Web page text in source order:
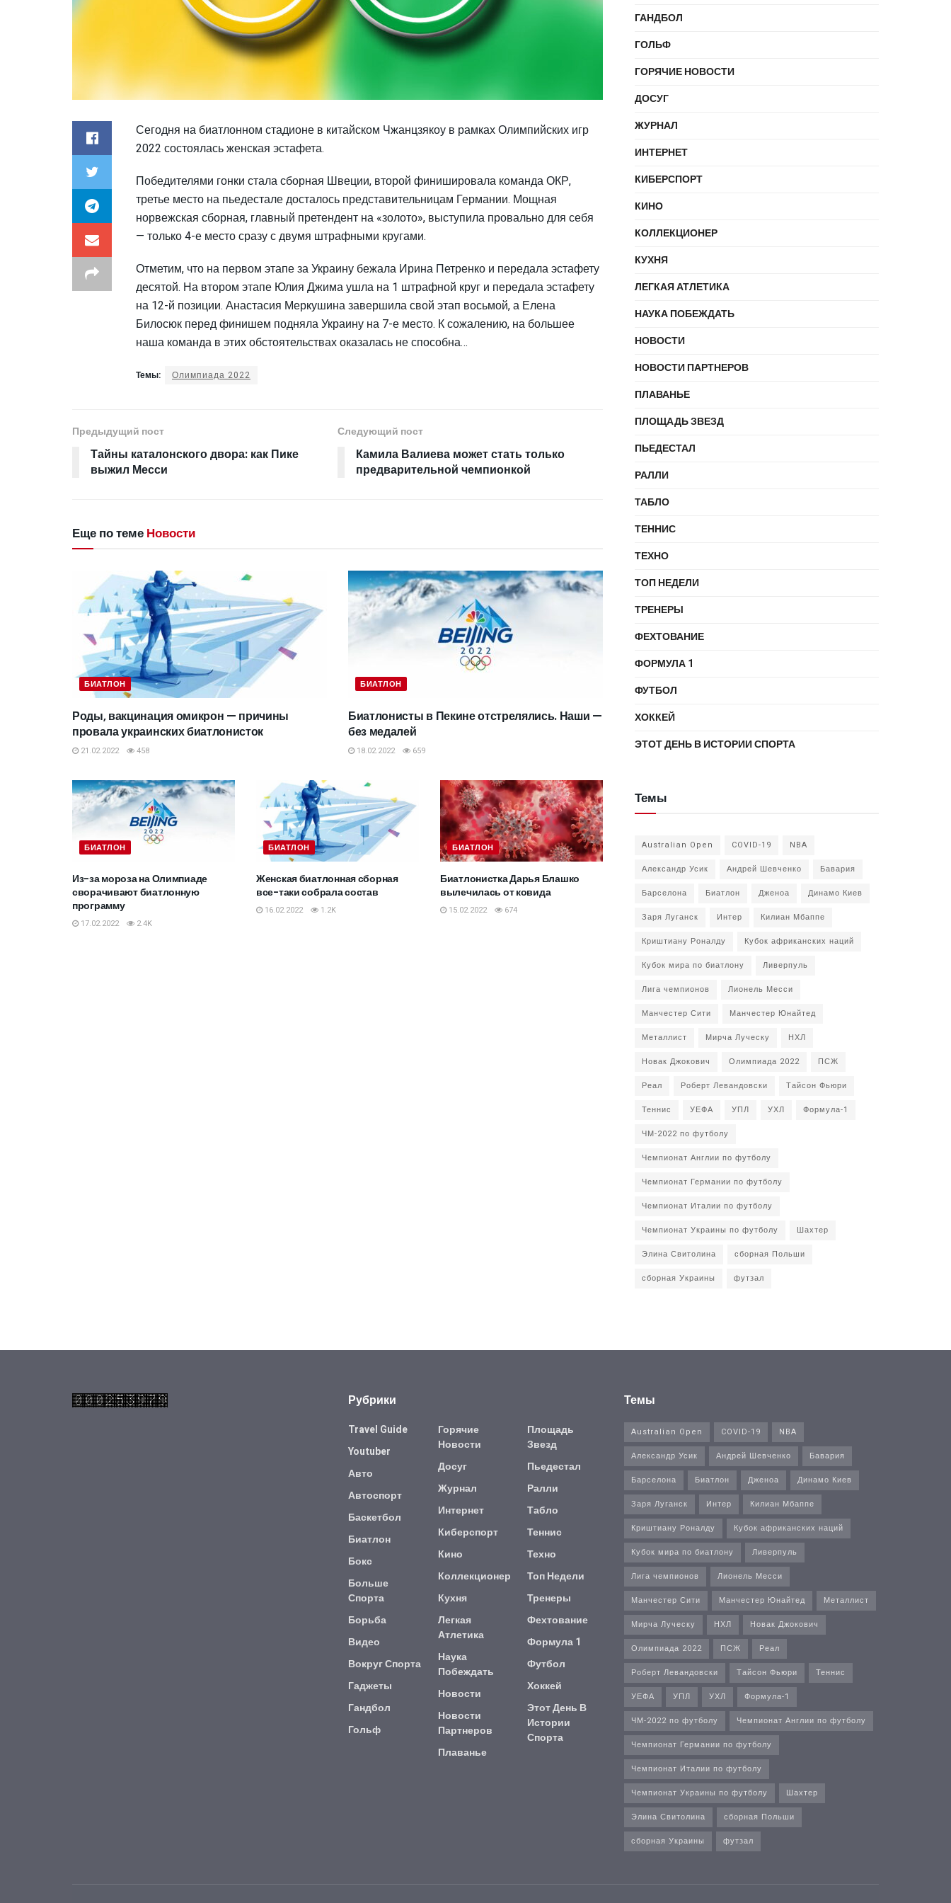
Сегодня на биатлонном стадионе в китайском Чжанцзякоу в рамках Олимпийских игр
2022 состоялась женская эстафета.
Победителями гонки стала сборная Швеции, второй финишировала команда ОКР,
третье место на пьедестале досталось представительницам Германии. Мощная
норвежская сборная, главный претендент на «золото», выступила провально для себя
— только 4-е место сразу с двумя штрафными кругами.
Отметим, что на первом этапе за Украину бежала Ирина Петренко и передала эстафету
десятой. На втором этапе Юлия Джима ушла на 1 штрафной круг и передала эстафету
на 12-й позиции. Анастасия Меркушина завершила свой этап восьмой, а Елена
Билосюк перед финишем подняла Украину на 7-е место. К сожалению, на большее
наша команда в этих обстоятельствах оказалась не способна…
Темы: Олимпиада 2022
Предыдущий пост
Тайны каталонского двора: как Пике
выжил Месси
Следующий пост
Камила Валиева может стать только
предварительной чемпионкой
Еще по теме Новости
БИАТЛОН
Роды, вакцинация омикрон — причины
провала украинских биатлонисток
21.02.2022 458
БИАТЛОН
Биатлонисты в Пекине отстрелялись. Наши —
без медалей
18.02.2022 659
БИАТЛОН
Из-за мороза на Олимпиаде
сворачивают биатлонную
программу
17.02.2022 2.4K
БИАТЛОН
Женская биатлонная сборная
все-таки собрала состав
16.02.2022 1.2K
БИАТЛОН
Биатлонистка Дарья Блашко
вылечилась от ковида
15.02.2022 674
ГАНДБОЛ
ГОЛЬФ
ГОРЯЧИЕ НОВОСТИ
ДОСУГ
ЖУРНАЛ
ИНТЕРНЕТ
КИБЕРСПОРТ
КИНО
КОЛЛЕКЦИОНЕР
КУХНЯ
ЛЕГКАЯ АТЛЕТИКА
НАУКА ПОБЕЖДАТЬ
НОВОСТИ
НОВОСТИ ПАРТНЕРОВ
ПЛАВАНЬЕ
ПЛОЩАДЬ ЗВЕЗД
ПЬЕДЕСТАЛ
РАЛЛИ
ТАБЛО
ТЕННИС
ТЕХНО
ТОП НЕДЕЛИ
ТРЕНЕРЫ
ФЕХТОВАНИЕ
ФОРМУЛА 1
ФУТБОЛ
ХОККЕЙ
ЭТОТ ДЕНЬ В ИСТОРИИ СПОРТА
Темы
Australian Open COVID-19
NBA
Александр Усик
Андрей Шевченко
Бавария
Барселона
Биатлон Дженоа
Динамо Киев
Заря Луганск
Интер
Килиан Мбаппе
Криштиану Роналду
Кубок африканских наций
Кубок мира по биатлону
Ливерпуль
Лига чемпионов
Лионель Месси
Манчестер Сити
Манчестер Юнайтед
Металлист
Мирча Луческу
НХЛ
Новак Джокович
Олимпиада 2022
ПСЖ
Реал
Роберт Левандовски
Тайсон Фьюри
Теннис
УЕФА УПЛ УХЛ
Формула-1
ЧМ-2022 по футболу
Чемпионат Англии по футболу
Чемпионат Германии по футболу
Чемпионат Италии по футболу
Чемпионат Украины по футболу
Шахтер
Элина Свитолина
сборная Польши
сборная Украины
футзал
Рубрики
Travel Guide
Youtuber
Авто
Автоспорт
Баскетбол
Биатлон
Бокс
Больше
Спорта
Борьба
Видео
Вокруг Спорта
Гаджеты
Гандбол
Гольф
Горячие
Новости
Досуг
Журнал
Интернет
Киберспорт
Кино
Коллекционер
Кухня
Легкая
Атлетика
Наука
Побеждать
Новости
Новости
Партнеров
Плаванье
Площадь
Звезд
Пьедестал
Ралли
Табло
Теннис
Техно
Топ Недели
Тренеры
Фехтование
Формула 1
Футбол
Хоккей
Этот День В
Истории
Спорта
Темы
Australian Open COVID-19
NBA
Александр Усик
Андрей Шевченко
Бавария
Барселона
Биатлон Дженоа
Динамо Киев
Заря Луганск
Интер
Килиан Мбаппе
Криштиану Роналду
Кубок африканских наций
Кубок мира по биатлону
Ливерпуль
Лига чемпионов
Лионель Месси
Манчестер Сити
Манчестер Юнайтед
Металлист
Мирча Луческу
НХЛ
Новак Джокович
Олимпиада 2022
ПСЖ
Реал
Роберт Левандовски
Тайсон Фьюри
Теннис
УЕФА
УПЛ УХЛ
Формула-1
ЧМ-2022 по футболу
Чемпионат Англии по футболу
Чемпионат Германии по футболу
Чемпионат Италии по футболу
Чемпионат Украины по футболу
Шахтер
Элина Свитолина
сборная Польши
сборная Украины
футзал